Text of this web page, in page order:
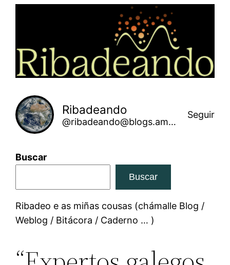
Ribadeando
@ribadeando@blogs.amarinha.gal
Seguir
Buscar
Buscar
Ribadeo e as miñas cousas (chámalle Blog /
Weblog / Bitácora / Caderno … )